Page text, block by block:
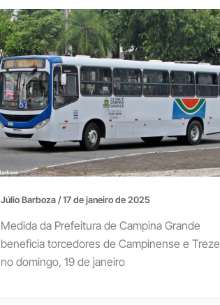
Júlio Barboza/17 de janeiro de 2025
Medida da Prefeitura de Campina Grande
beneficia torcedores de Campinense e Treze
no domingo, 19 de janeiro